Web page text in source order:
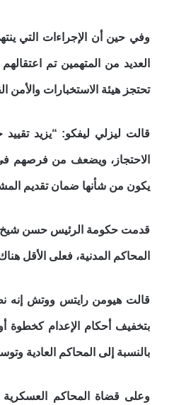
وفي حين أن الإجراءات التي
العديد من المتهمين تم
تحتجز هيئة الاستخبارات
قالت ليزلي ليفكو: “يزيد
الاحتجاز، ويضعف من فرصهم
يكون من شأنها ضمان تقديم
قدمت حكومة الرئيس حسن شيخ
المحاكم المدنية، فعلى الأقل
قالت هيومن رايتس ووتش إنه
بتخفيف أحكام الإعدام كخطوة
بالنسبة إلى المحاكم العادية
وعلى قضاة المحاكم العسكرية